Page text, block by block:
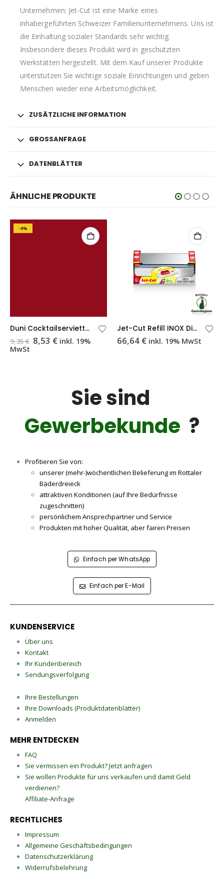
Unternehmen: Jet-Cut ist eine Marke eines
inhabergeführten Schweizer Familienunternehmens. Uns ist
die Einhaltung sozialer Standards sehr wichtig.
Insbesondere dieses Produkt wird in geschützten
Werkstätten hergestellt. Mit dem Kauf unserer Produkte
unterstützen Sie wichtige soziale Einrichtungen und geben
Menschen wieder eine Arbeitsmöglichkeit.
ZUSÄTZLICHE INFORMATION
GROSSANFRAGE
DATENBLÄTTER
ÄHNLICHE PRODUKTE
-9%
Duni Cocktailservietten bordeaux 24x24cm
9,35€ Ursprünglicher
Preis
8,53 €Aktueller
inkl. 19%
MwSt
Jet-Cut Refill INOX Dispenser 30 cm (mit Alufolie)
66,64 € inkl. 19% MwSt
Sie sind
Gewerbekunde ?
Profitieren Sie von:
unserer (mehr-)wöchentlichen Belieferung im Rottaler
Bäderdreieck
attraktiven Konditionen (auf Ihre Bedürfnisse
zugeschnitten)
persönlichem Ansprechpartner und Service
Produkten mit hoher Qualität, aber fairen Preisen
Einfach per WhatsApp
Einfach per E-Mail
KUNDENSERVICE
Über uns
Kontakt
Ihr Kundenbereich
Sendungsverfolgung
Ihre Bestellungen
Ihre Downloads (Produktdatenblätter)
Anmelden
MEHR ENTDECKEN
FAQ
Sie vermissen ein Produkt? Jetzt anfragen
Sie wollen Produkte für uns verkaufen und damit Geld
verdienen?
Affiliate-Anfrage
RECHTLICHES
Impressum
Allgemeine Geschäftsbedingungen
Datenschutzerklärung
Widerrufsbelehrung